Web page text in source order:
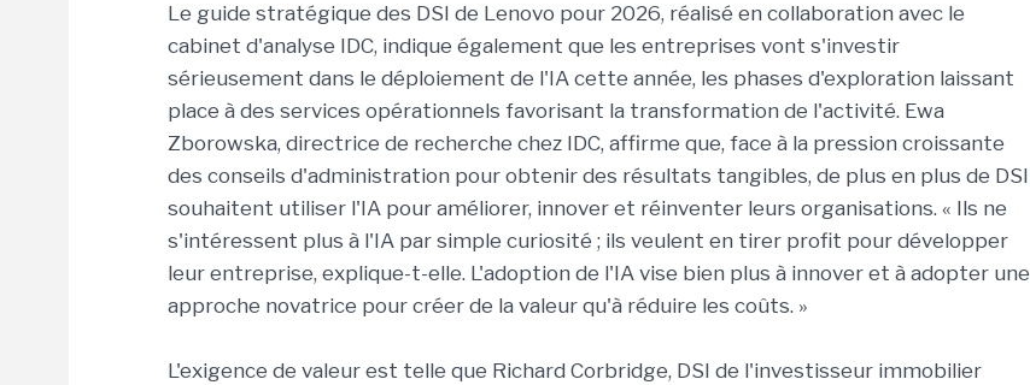
Le guide stratégique des DSI de Lenovo pour 2026, réalisé en collaboration avec le
cabinet d'analyse IDC, indique également que les entreprises vont s'investir
sérieusement dans le déploiement de l'IA cette année, les phases d'exploration laissant
place à des services opérationnels favorisant la transformation de l'activité. Ewa
Zborowska, directrice de recherche chez IDC, affirme que, face à la pression croissante
des conseils d'administration pour obtenir des résultats tangibles, de plus en plus de DSI
souhaitent utiliser l'IA pour améliorer, innover et réinventer leurs organisations. « Ils ne
s'intéressent plus à l'IA par simple curiosité ; ils veulent en tirer profit pour développer
leur entreprise, explique-t-elle. L'adoption de l'IA vise bien plus à innover et à adopter une
approche novatrice pour créer de la valeur qu'à réduire les coûts. »
L'exigence de valeur est telle que Richard Corbridge, DSI de l'investisseur immobilier